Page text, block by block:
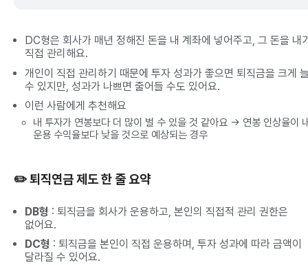
DC형은 회사가 매년 정해진 돈을 내 계좌에 넣어주고, 그 돈을 내
직접 관리해요.
개인이 직접 관리하기 때문에 투자 성과가 좋으면 퇴직금을 크게
수 있지만, 성과가 나쁘면 줄어들 수도 있어요.
이런 사람에게 추천해요
내 투자가 연봉보다 더 많이 벌 수 있을 것 같아요 → 연봉 인상율이
운용 수익율보다 낮을 것으로 예상되는 경우
✏️ 퇴직연금 제도 한 줄 요약
DB형 : 퇴직금을 회사가 운용하고, 본인의 직접적 관리 권한은
없어요.
DC형 : 퇴직금을 본인이 직접 운용하며, 투자 성과에 따라 금액이
달라질 수 있어요.